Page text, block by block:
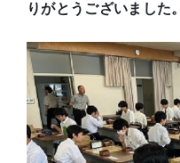
りがとうございました。